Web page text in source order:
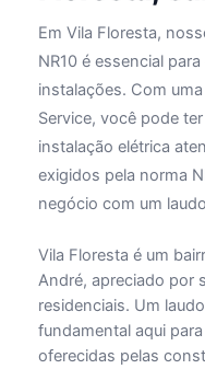
Em Vila Floresta,
NR10 é essencial
instalações. Com
Service, você pode
instalação elétrica
exigidos pela norma
negócio com um
Vila Floresta é um
André, apreciado por
residenciais. Um
fundamental aqui
oferecidas pelas